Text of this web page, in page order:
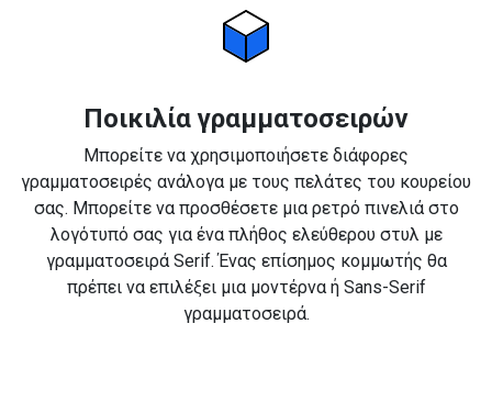
Ποικιλία γραμματοσειρών
Μπορείτε να χρησιμοποιήσετε διάφορες
γραμματοσειρές ανάλογα με τους πελάτες του κουρείου
σας. Μπορείτε να προσθέσετε μια ρετρό πινελιά στο
λογότυπό σας για ένα πλήθος ελεύθερου στυλ με
γραμματοσειρά Serif. Ένας επίσημος κομμωτής θα
πρέπει να επιλέξει μια μοντέρνα ή Sans-Serif
γραμματοσειρά.